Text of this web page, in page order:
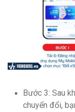
Bước 3: Sau
chuyển đổi,